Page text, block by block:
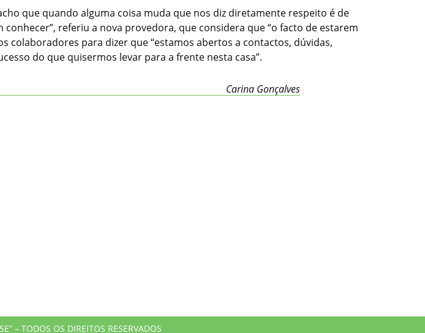
que quando alguma coisa muda que nos diz diretamente respeito é de
referiu a nova provedora, que considera que “o facto de estarem
colaboradores para dizer que “estamos abertos a contactos, dúvidas,
do que quisermos levar para a frente nesta casa”.
Carina Gonçalves
– TODOS OS DIREITOS RESERVADOS